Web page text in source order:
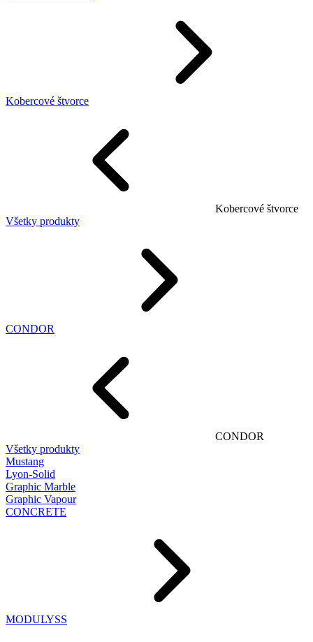
Kobercové štvorce
Kobercové štvorce
Všetky produkty
CONDOR
CONDOR
Všetky produkty
Mustang
Lyon-Solid
Graphic Marble
Graphic Vapour
CONCRETE
MODULYSS